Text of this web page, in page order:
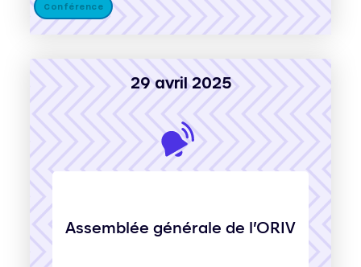
Conférence
29 avril 2025
Assemblée générale de l’ORIV